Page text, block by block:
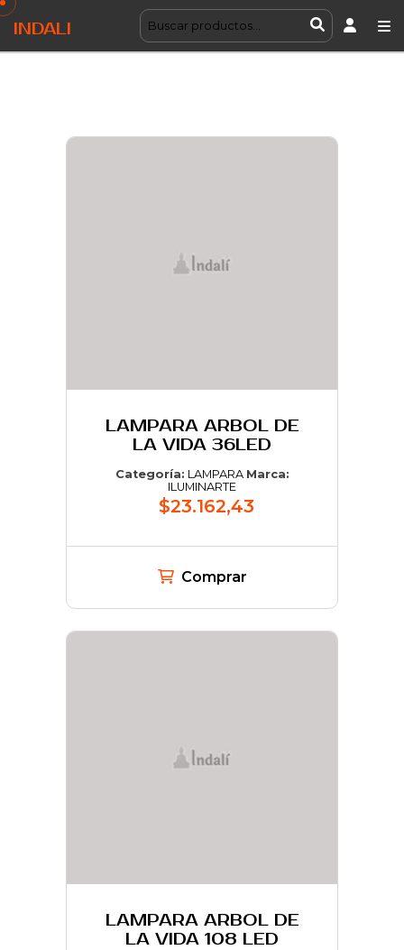
INDALI
LAMPARA ARBOL DE
LA VIDA 36LED
Categoría: LAMPARA Marca:
ILUMINARTE
$23.162,43
Comprar
LAMPARA ARBOL DE
LA VIDA 108 LED